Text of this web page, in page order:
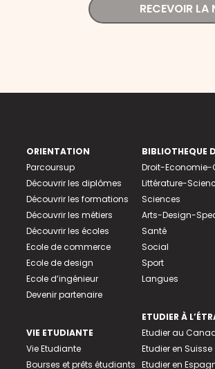
RECEVOIR LA
ORIENTATION
Parcoursup
Découvrir les diplômes
Découvrir les formations
Découvrir les métiers
Découvrir les écoles
Ecole de commerce
Ecole de design
Ecole d’ingénieur
Devenir partenaire
VIE ETUDIANTE
Vie Etudiante
Bourses et prêts étudiants
BIBLIOTHEQUE
Droit-Economie-
Littérature-
Sciences
Arts-Design-
Santé
Social
Sport
Langues
ETUDIER À
Etudier au
Etudier en Suisse
Etudier en